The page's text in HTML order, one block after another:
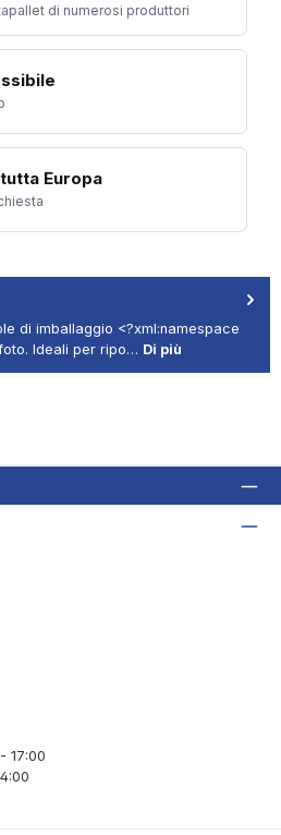
di numerosi produttori
Europa
di imballaggio <?xml:namespace
Ideali per ripo… Di più
17:00